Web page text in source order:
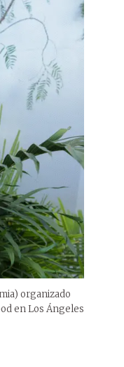
organizado
en Los Ángeles